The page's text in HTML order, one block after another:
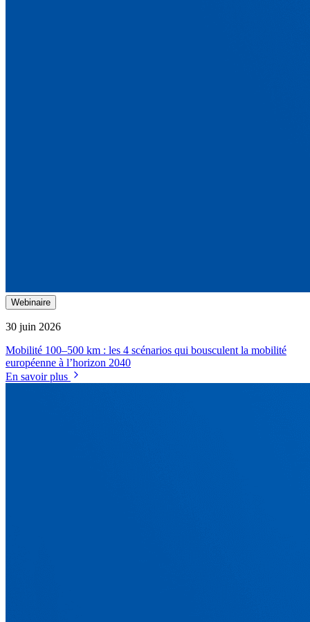
Webinaire
30 juin 2026
Mobilité 100–500 km : les 4 scénarios qui bousculent la mobilité
européenne à l’horizon 2040
En savoir plus